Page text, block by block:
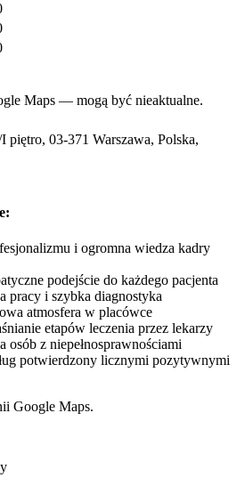
Maps — mogą być nieaktualne.
piętro, 03-371 Warszawa, Polska,
i ogromna wiedza kadry
podejście do każdego pacjenta
pracy i szybka diagnostyka
atmosfera w placówce
etapów leczenia przez lekarzy
osób z niepełnosprawnościami
potwierdzony licznymi pozytywnymi
Google Maps.